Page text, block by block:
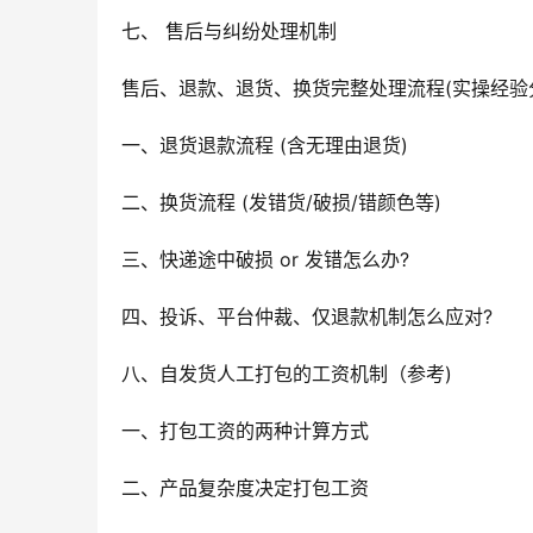
七、 售后与纠纷处理机制
售后、退款、退货、换货完整处理流程(实操经
一、退货退款流程 (含无理由退货)
二、换货流程 (发错货/破损/错颜色等)
三、快递途中破损 or 发错怎么办?
四、投诉、平台仲裁、仅退款机制怎么应对?
八、自发货人工打包的工资机制（参考)
一、打包工资的两种计算方式
二、产品复杂度决定打包工资